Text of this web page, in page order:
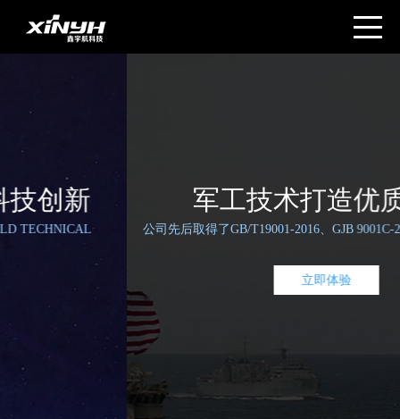
追求卓越品质 崇尚科技创新
PURSUE OUTSTANDING QUALITY UPHOLD TECHNICAL